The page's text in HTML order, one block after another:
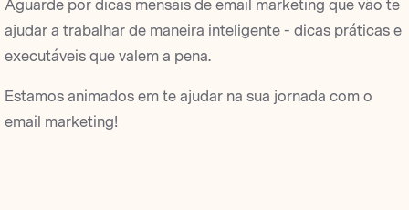
Aguarde por dicas mensais de email marketing que vão te
ajudar a trabalhar de maneira inteligente - dicas práticas e
executáveis que valem a pena.
Estamos animados em te ajudar na sua jornada com o
email marketing!